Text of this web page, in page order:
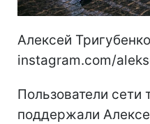
Алексей
instagram.com/
Пользователи сети
поддержали